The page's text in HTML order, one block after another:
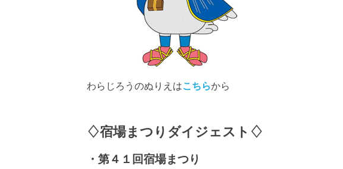
わらじろうのぬりえはこちらから
♢宿場まつりダイジェスト♢
・第４１回宿場まつり